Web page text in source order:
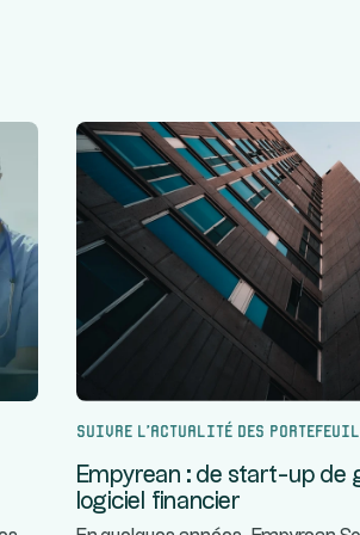
Suivre l’actualité des
Empyrean : de start-up de
logiciel financier